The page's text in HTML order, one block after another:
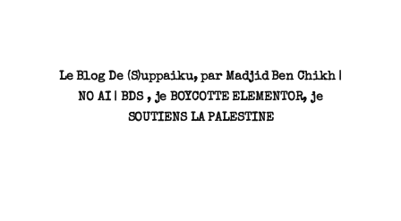
Le Blog De (S)uppaiku, par Madjid Ben Chikh |
NO AI | BDS , je BOYCOTTE ELEMENTOR, je
SOUTIENS LA PALESTINE